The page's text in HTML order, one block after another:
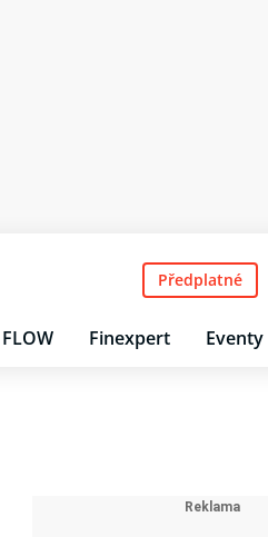
FLOW Finexpert Eventy
Předplatné